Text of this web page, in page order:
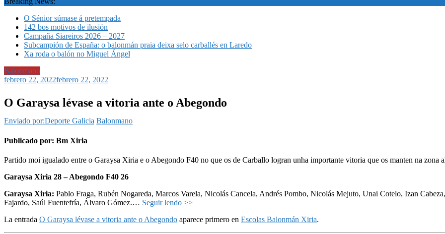
O Sénior súmase á pretempada
142 bos motivos de ilusión
Campaña Siareiros 2026 – 2027
Subcampión de España: o balonmán praia deixa selo carballés en Laredo
Xa roda o balón no Miguel Ángel
Balonmano
febrero 22, 2022febrero 22, 2022
O Garaysa lévase a vitoria ante o Abegondo
Enviado por:Deporte Galicia Balonmano
Publicado por: Bm Xiria
Partido moi igualado entre o Garaysa Xiria e o Abegondo F40 no que os de Carballo logran unha importante vitoria que os manten na zona
Garaysa Xiria 28 – Abegondo F40 26
Garaysa Xiria: Pablo Fraga, Rubén Nogareda, Marcos Varela, Nicolás Cancela, Andrés Pombo, Nicolás Mejuto, Unai Cotelo, Izan
Fajardo, Saúl Fuentefría, Álvaro Gómez.… Seguir lendo >>
La entrada O Garaysa lévase a vitoria ante o Abegondo aparece primero en Escolas Balonmán Xiria.